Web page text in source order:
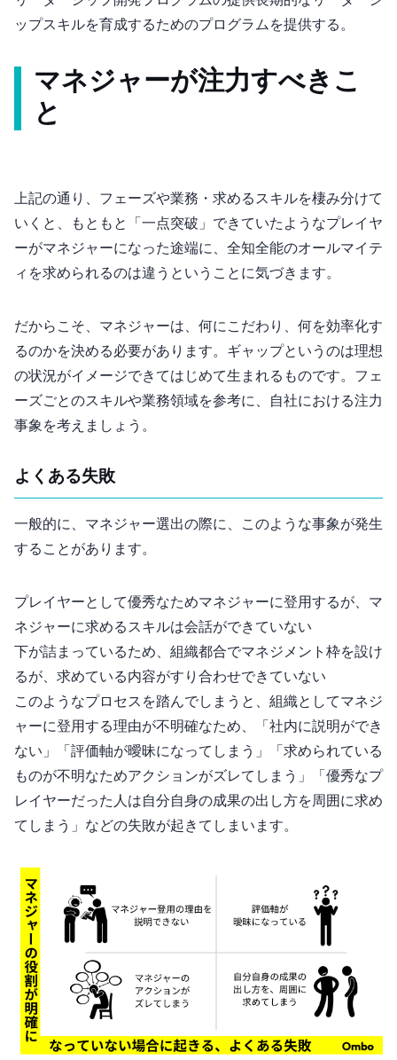
ップスキルを育成するためのプログラムを提供する。
マネジャーが注力すべきこ
と
上記の通り、フェーズや業務・求めるスキルを棲み分けて
いくと、もともと「一点突破」できていたようなプレイヤ
ーがマネジャーになった途端に、全知全能のオールマイテ
ィを求められるのは違うということに気づきます。
だからこそ、マネジャーは、何にこだわり、何を効率化す
るのかを決める必要があります。ギャップというのは理想
の状況がイメージできてはじめて生まれるものです。フェ
ーズごとのスキルや業務領域を参考に、自社における注力
事象を考えましょう。
よくある失敗
一般的に、マネジャー選出の際に、このような事象が発生
することがあります。
プレイヤーとして優秀なためマネジャーに登用するが、マ
ネジャーに求めるスキルは会話ができていない
下が詰まっているため、組織都合でマネジメント枠を設け
るが、求めている内容がすり合わせできていない
このようなプロセスを踏んでしまうと、組織としてマネジ
ャーに登用する理由が不明確なため、「社内に説明ができ
ない」「評価軸が曖昧になってしまう」「求められている
ものが不明なためアクションがズレてしまう」「優秀なプ
レイヤーだった人は自分自身の成果の出し方を周囲に求め
てしまう」などの失敗が起きてしまいます。